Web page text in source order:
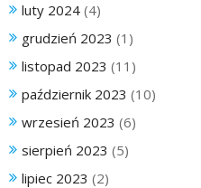
luty 2024 (4)
grudzień 2023 (1)
listopad 2023 (11)
październik 2023 (10)
wrzesień 2023 (6)
sierpień 2023 (5)
lipiec 2023 (2)